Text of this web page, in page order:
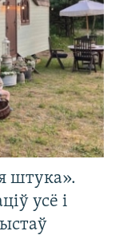
штука».
усё і